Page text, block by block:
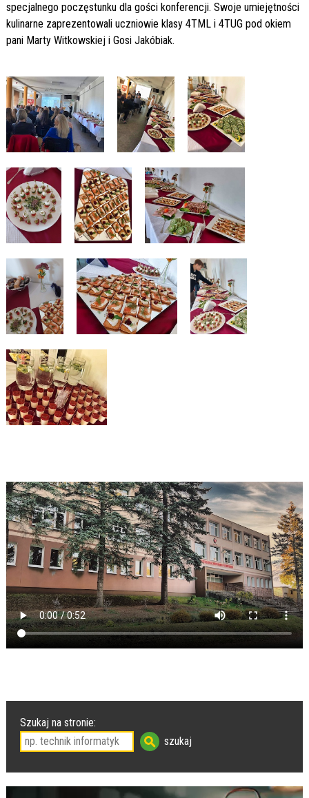
specjalnego poczęstunku dla gości konferencji. Swoje umiejętności
kulinarne zaprezentowali uczniowie klasy 4TML i 4TUG pod okiem
pani Marty Witkowskiej i Gosi Jakóbiak.
Szukaj na stronie: